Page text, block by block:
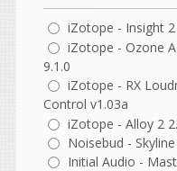
vangog171
написал 06.08.2026 в
Библиотека
Странно что
перестал
когда от
нажимаешь..
какие то
iZotope - Insight 2
iZotope - Ozone
9.1.0
iZotope - RX
Control v1.03a
iZotope - Alloy 2
Noisebud -
Initial Audio -